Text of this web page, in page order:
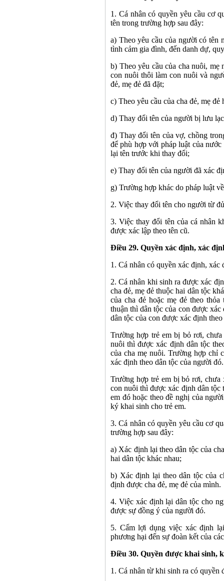
1. Cá nhân có quyền yêu cầu cơ
tên trong trường hợp sau đây:
a) Theo yêu cầu của người có tên
tình cảm gia đình, đến danh dự,
b) Theo yêu cầu của cha nuôi,
con nuôi thôi làm con nuôi và
đẻ, mẹ đẻ đã đặt;
c) Theo yêu cầu của cha đẻ, mẹ
d) Thay đổi tên của người bị lưu
đ) Thay đổi tên của vợ, chồng
để phù hợp với pháp luật của
lại tên trước khi thay đổi;
e) Thay đổi tên của người đã xác
g) Trường hợp khác do pháp luật
2. Việc thay đổi tên cho người từ
3. Việc thay đổi tên của cá nhân
được xác lập theo tên cũ.
Điều 29. Quyền xác định, xác
1. Cá nhân có quyền xác định, xác
2. Cá nhân khi sinh ra được xác
cha đẻ, mẹ đẻ thuộc hai dân tộc
của cha đẻ hoặc mẹ đẻ theo
thuận thì dân tộc của con được
dân tộc của con được xác định
Trường hợp trẻ em bị bỏ rơi,
nuôi thì được xác định dân tộc
của cha mẹ nuôi. Trường hợp chỉ
xác định theo dân tộc của người đó.
Trường hợp trẻ em bị bỏ rơi, chưa
con nuôi thì được xác định dân tộc
em đó hoặc theo đề nghị của
ký khai sinh cho trẻ em.
3. Cá nhân có quyền yêu cầu cơ
trường hợp sau đây:
a) Xác định lại theo dân tộc của
hai dân tộc khác nhau;
b) Xác định lại theo dân tộc của
định được cha đẻ, mẹ đẻ của mình.
4. Việc xác định lại dân tộc cho
được sự đồng ý của người đó.
5. Cấm lợi dụng việc xác định
phương hại đến sự đoàn kết của
Điều 30. Quyền được khai sinh,
1. Cá nhân từ khi sinh ra có quyền